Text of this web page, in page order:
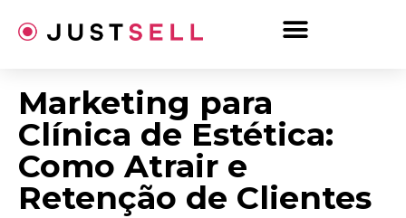
para
Marketing para
Clínica de Estética:
Como Atrair e
Retenção de Clientes